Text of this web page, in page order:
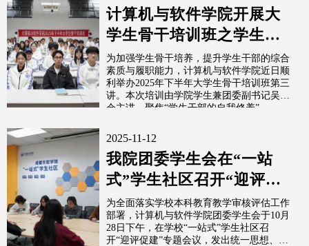
计算机与软件学院开展大
学生骨干培训班之学生干
部的自我修养
为加强学生骨干培养，提升学生干部的综合
素质与履职能力，计算机与软件学院近日顺
利举办2025年下半年大学生骨干培训班第三
讲。本次培训由学院学生兼团委副书记吴培
仓主讲，聚焦“学生干部的自我修养”...
2025-11-12
我院团委学生会在“一站
式”学生社区召开“迎评促
建”专题会议
为全面落实学校本科教育教学审核评估工作
部署，计算机与软件学院团委学生会于10月
28日下午，在学校“一站式”学生社区召
开“迎评促建”专题会议，发出统一思想、明